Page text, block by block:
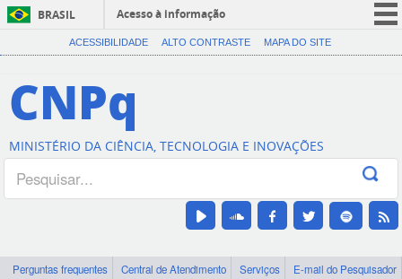
BRASIL
Acesso à informação
CORONAVÍRUS (COVID-19)
Canais
ACESSIBILIDADE ALTO CONTRASTE MAPA DO SITE
CNPq
MINISTÉRIO DA CIÊNCIA, TECNOLOGIA E INOVAÇÕES
Perguntas frequentes Central de Atendimento Serviços
E-mail do Pesquisador